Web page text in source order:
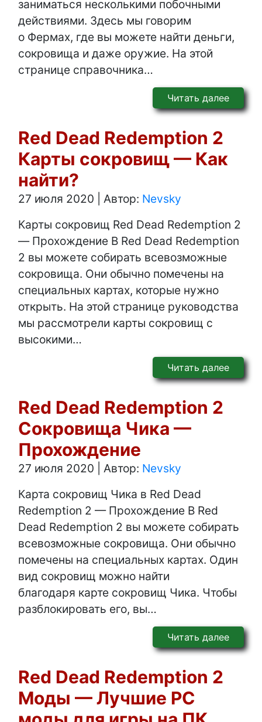
заниматься несколькими побочными
действиями. Здесь мы говорим
о Фермах, где вы можете найти деньги,
сокровища и даже оружие. На этой
странице справочника…
Читать далее
Red Dead Redemption 2
Карты сокровищ — Как
найти?
27 июля 2020 Автор: Nevsky
Карты сокровищ Red Dead Redemption 2
— Прохождение В Red Dead Redemption
2 вы можете собирать всевозможные
сокровища. Они обычно помечены на
специальных картах, которые нужно
открыть. На этой странице руководства
мы рассмотрели карты сокровищ с
высокими…
Читать далее
Red Dead Redemption 2
Сокровища Чика —
Прохождение
27 июля 2020 Автор: Nevsky
Карта сокровищ Чика в Red Dead
Redemption 2 — Прохождение В Red
Dead Redemption 2 вы можете собирать
всевозможные сокровища. Они обычно
помечены на специальных картах. Один
вид сокровищ можно найти
благодаря карте сокровищ Чика. Чтобы
разблокировать его, вы…
Читать далее
Red Dead Redemption 2
Моды — Лучшие PC